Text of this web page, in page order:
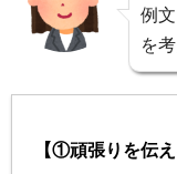
例
を
【①頑張りを伝え